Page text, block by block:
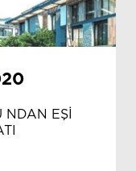
NDAN EŞİ